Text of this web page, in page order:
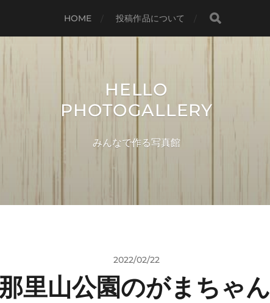
HOME 投稿作品について
HELLO
PHOTOGALLERY
みんなで作る写真館
2022/02/22
里山公園のがまちゃん